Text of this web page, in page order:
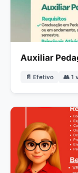
Auxiliar
📄 Efetivo 👥 1